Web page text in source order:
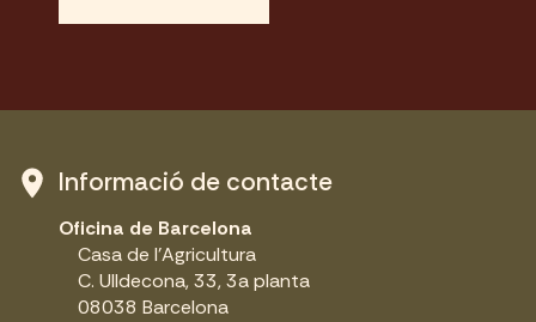
Informació de contacte
Oficina de Barcelona
Casa de l'Agricultura
C. Ulldecona, 33, 3a planta
08038 Barcelona